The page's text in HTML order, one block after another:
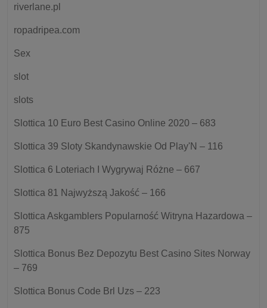
riverlane.pl
ropadripea.com
Sex
slot
slots
Slottica 10 Euro Best Casino Online 2020 – 683
Slottica 39 Sloty Skandynawskie Od Play'N – 116
Slottica 6 Loteriach I Wygrywaj Różne – 667
Slottica 81 Najwyższą Jakość – 166
Slottica Askgamblers Popularność Witryna Hazardowa –
875
Slottica Bonus Bez Depozytu Best Casino Sites Norway
– 769
Slottica Bonus Code Brl Uzs – 223